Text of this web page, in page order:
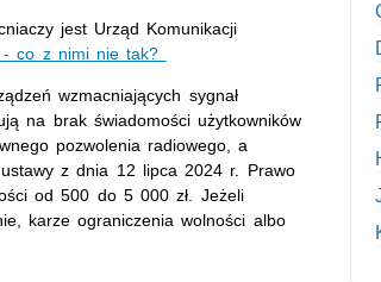
jest Urząd Komunikacji
- co z nimi nie tak?
wzmacniających sygnał
na brak świadomości użytkowników
pozwolenia radiowego, a
z dnia 12 lipca 2024 r. Prawo
od 500 do 5 000 zł. Jeżeli
karze ograniczenia wolności albo